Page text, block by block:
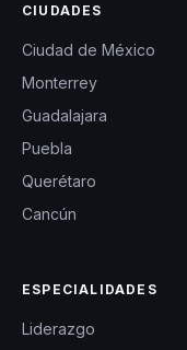
CIUDADES
Ciudad de México
Monterrey
Guadalajara
Puebla
Querétaro
Cancún
ESPECIALIDADES
Liderazgo